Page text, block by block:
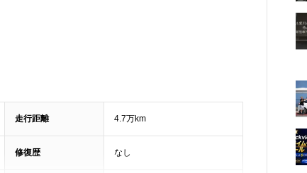
走行距離 4.7万km
修復歴 なし